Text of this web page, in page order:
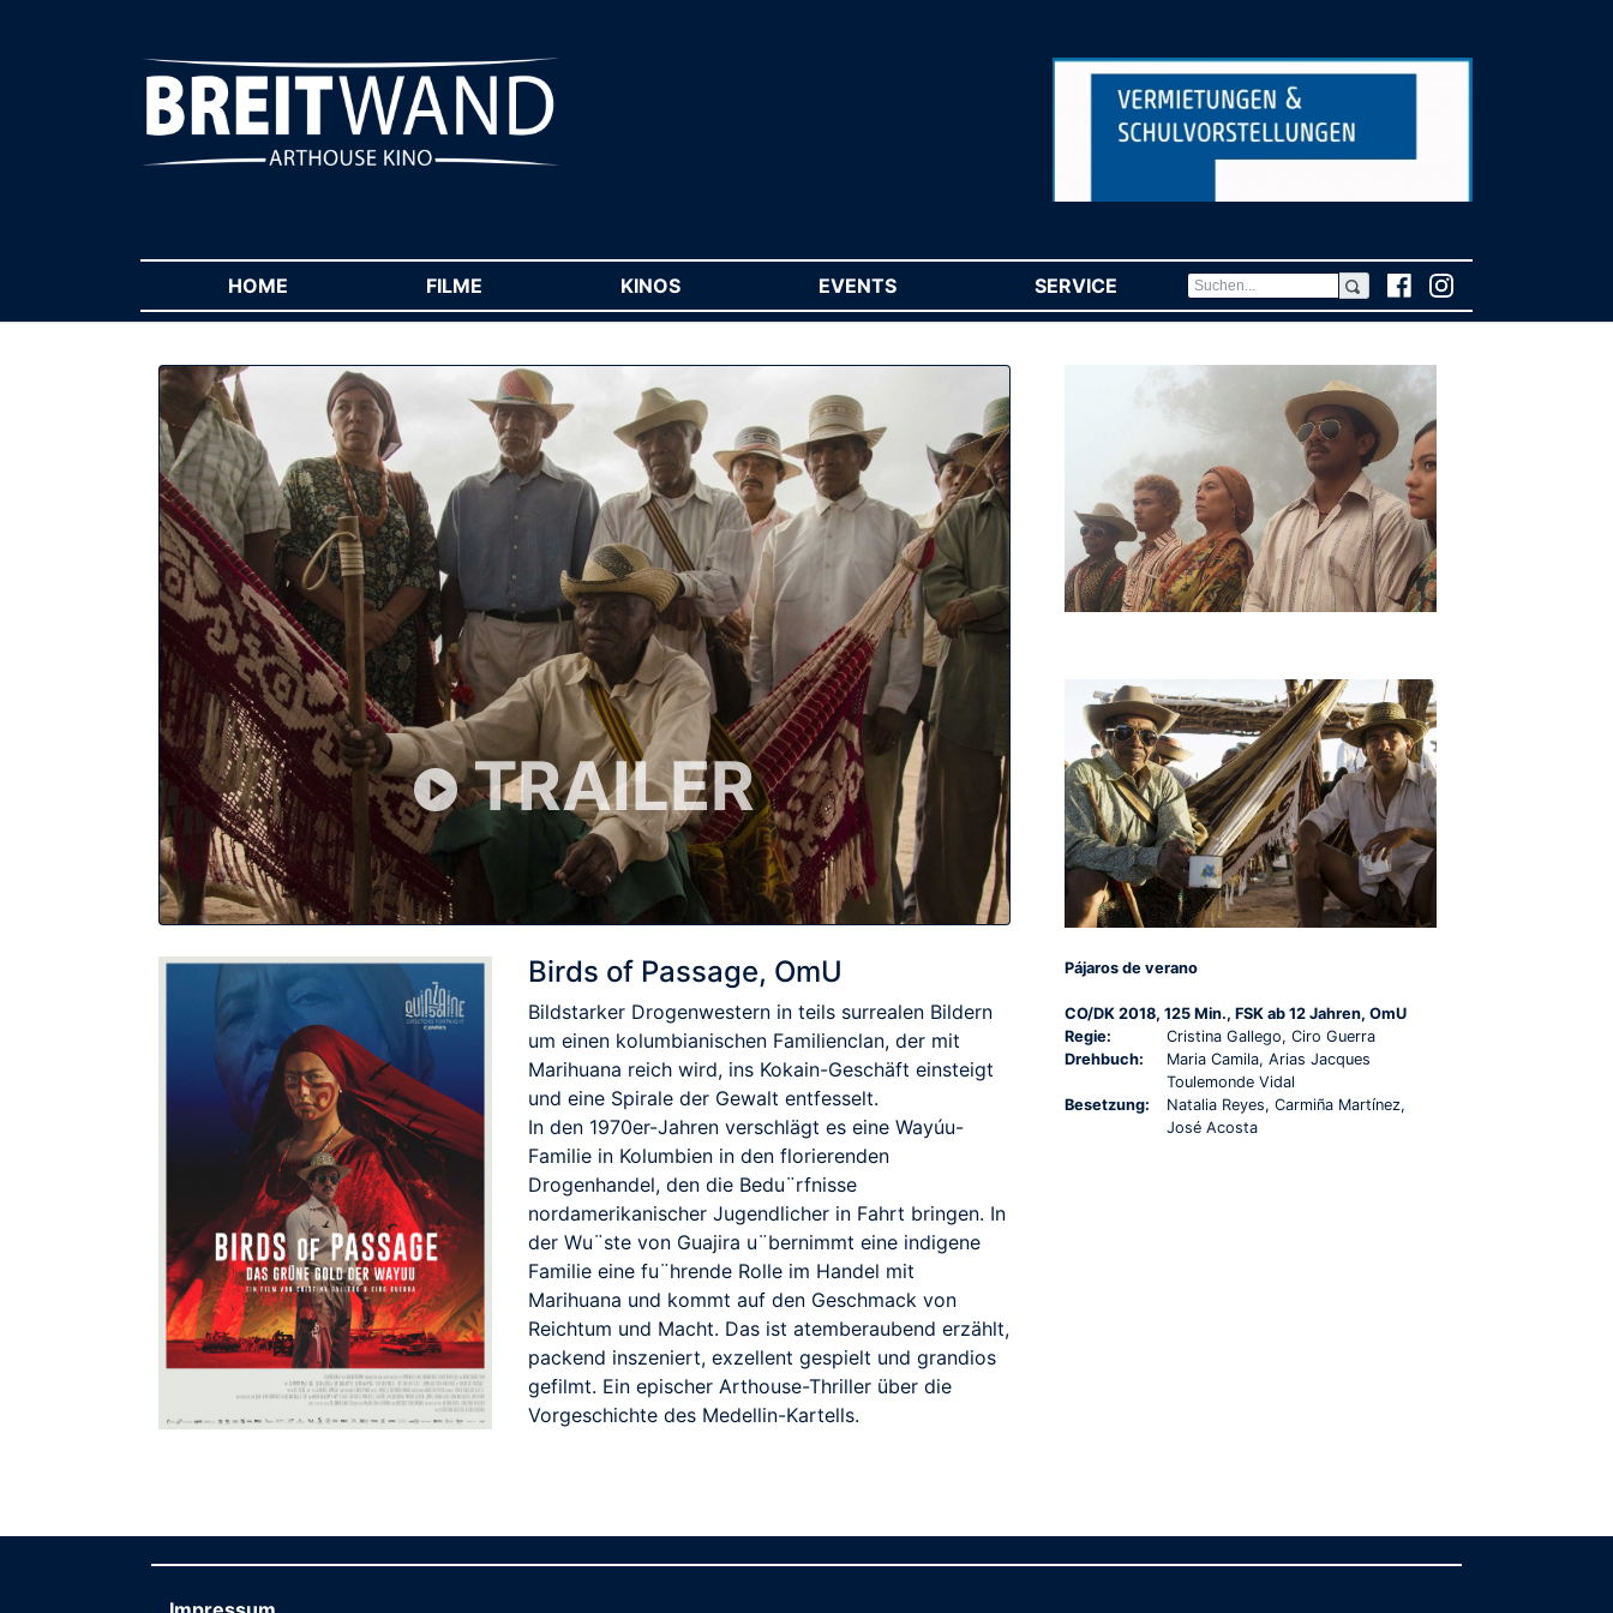
HOME FILME KINOS EVENTS SERVICE (CURRENT)
TRAILER
Birds of Passage, OmU
Bildstarker Drogenwestern in teils surrealen Bildern
um einen kolumbianischen Familienclan, der mit
Marihuana reich wird, ins Kokain-Geschäft einsteigt
und eine Spirale der Gewalt entfesselt.
In den 1970er-Jahren verschlägt es eine Wayúu-
Familie in Kolumbien in den florierenden
Drogenhandel, den die Bedu¨rfnisse
nordamerikanischer Jugendlicher in Fahrt bringen. In
der Wu¨ste von Guajira u¨bernimmt eine indigene
Familie eine fu¨hrende Rolle im Handel mit
Marihuana und kommt auf den Geschmack von
Reichtum und Macht. Das ist atemberaubend erzählt,
packend inszeniert, exzellent gespielt und grandios
gefilmt. Ein epischer Arthouse-Thriller über die
Vorgeschichte des Medellin-Kartells.
Pájaros de verano
CO/DK 2018, 125 Min., FSK ab 12 Jahren, OmU
Regie:
Cristina Gallego, Ciro Guerra
Drehbuch:
Maria Camila, Arias Jacques
Toulemonde Vidal
Besetzung:
Natalia Reyes, Carmiña Martínez,
José Acosta